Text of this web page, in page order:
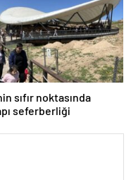
sıfır noktasında
seferberliği